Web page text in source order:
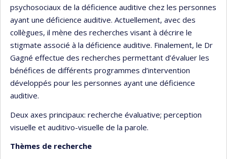
psychosociaux de la déficience auditive chez les personnes
ayant une déficience auditive. Actuellement, avec des
collègues, il mène des recherches visant à décrire le
stigmate associé à la déficience auditive. Finalement, le Dr
Gagné effectue des recherches permettant d’évaluer les
bénéfices de différents programmes d’intervention
développés pour les personnes ayant une déficience
auditive.
Deux axes principaux: recherche évaluative; perception
visuelle et auditivo-visuelle de la parole.
Thèmes de recherche